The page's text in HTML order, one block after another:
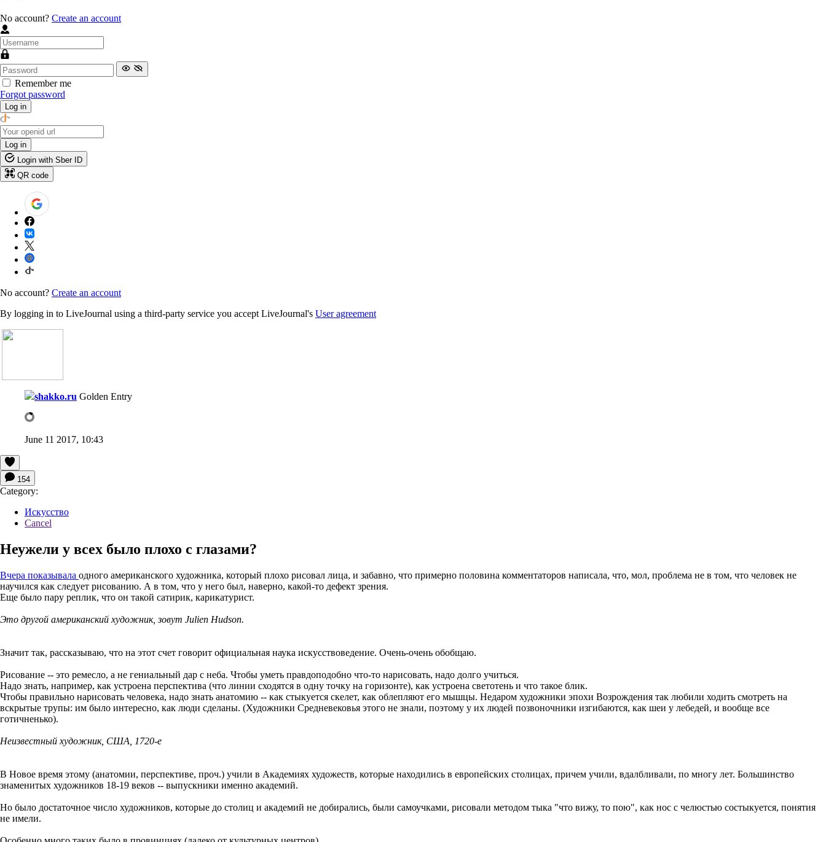
No account? Create an account
Remember me
Forgot password
Log in
Log in
Login with Sber ID
QR code
No account? Create an account
By logging in to LiveJournal using a third-party service you accept LiveJournal's User agreement
shakko.ru Golden Entry
June 11 2017, 10:43
154
Category:
Искусство
Cancel
Неужели у всех было плохо с глазами?
Вчера показывала одного американского художника, который плохо рисовал лица, и забавно, что примерно половина комментаторов написала, что, мол, проблема не в том, что человек не
научился как следует рисованию. А в том, что у него был, наверно, какой-то дефект зрения.
Еще было пару реплик, что он такой сатирик, карикатурист.
Это другой американский художник, зовут Julien Hudson.
Значит так, рассказываю, что на этот счет говорит официальная наука искусствоведение. Очень-очень обобщаю.
Рисование -- это ремесло, а не гениальный дар с неба. Чтобы уметь правдоподобно что-то нарисовать, надо долго учиться.
Надо знать, например, как устроена перспектива (что линии сходятся в одну точку на горизонте), как устроена светотень и что такое блик.
Чтобы правильно нарисовать человека, надо знать анатомию -- как стыкуется скелет, как облепляют его мышцы. Недаром художники эпохи Возрождения так любили ходить смотреть на
вскрытые трупы: им было интересно, как люди сделаны. (Художники Средневековья этого не знали, поэтому у их людей позвоночники изгибаются, как шеи у лебедей, и вообще все
готичненько).
Неизвестный художник, США, 1720-е
В Новое время этому (анатомии, перспективе, проч.) учили в Академиях художеств, которые находились в европейских столицах, причем учили, вдалбливали, по многу лет. Большинство
знаменитых художников 18-19 веков -- выпускники именно академий.
Но было достаточное число художников, которые до столиц и академий не добирались, были самоучками, рисовали методом тыка "что вижу, то пою", как нос с челюстью состыкуется, понятия
не имели.